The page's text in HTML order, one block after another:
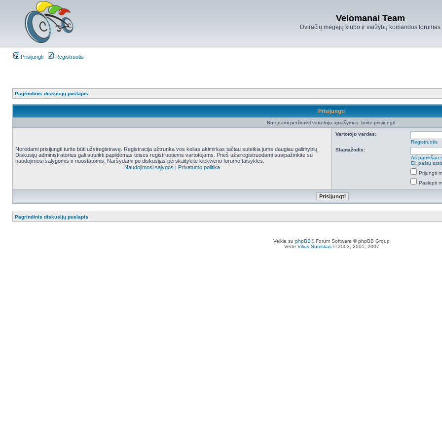
Velomanai Team
Dviračių mėgėjų klubo ir varžybų komandos forumas
Prisijungti Registruotis
Pagrindinis diskusijų puslapis
Prisijungti
Norėdami peržiūrėti vartotojų aprašymus, turite prisijungti.
Norėdami prisijungti turite būti užsiregistravę. Registracija užtrunka vos kelias akimirkas tačiau suteikia jums daugiau galimybių.
Diskusijų administratorius gali suteikti papildomas teises registruotiems vartotojams. Prieš užsiregistruodami susipažinkite su
naudojimosi sąlygomis ir nuostatomis. Naršydami po diskusijas perskaitykite kiekvieno forumo taisykles.
Naudojimosi sąlygos | Privatumo politika
Vartotojo vardas:
Registruotis
Slaptažodis:
Aš pamiršau
El. paštu
Prijungti
Paslėpti
Pagrindinis diskusijų puslapis
Veikia su phpBB® Forum Software © phpBB Group
Vertė Vilius Šumskas© 2003, 2005, 2007